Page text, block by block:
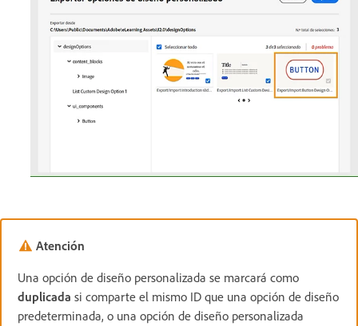
Atención
Una opción de diseño personalizada se marcará como
duplicada si comparte el mismo ID que una opción de diseño
predeterminada, o una opción de diseño personalizada